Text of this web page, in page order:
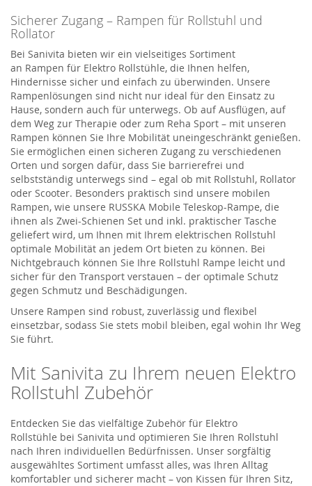
Sicherer Zugang – Rampen für Rollstuhl und
Rollator
Bei Sanivita bieten wir ein vielseitiges Sortiment
an Rampen für Elektro Rollstühle, die Ihnen helfen,
Hindernisse sicher und einfach zu überwinden. Unsere
Rampenlösungen sind nicht nur ideal für den Einsatz zu
Hause, sondern auch für unterwegs. Ob auf Ausflügen, auf
dem Weg zur Therapie oder zum Reha Sport – mit unseren
Rampen können Sie Ihre Mobilität uneingeschränkt genießen.
Sie ermöglichen einen sicheren Zugang zu verschiedenen
Orten und sorgen dafür, dass Sie barrierefrei und
selbstständig unterwegs sind – egal ob mit Rollstuhl, Rollator
oder Scooter. Besonders praktisch sind unsere mobilen
Rampen, wie unsere RUSSKA Mobile Teleskop-Rampe, die
ihnen als Zwei-Schienen Set und inkl. praktischer Tasche
geliefert wird, um Ihnen mit Ihrem elektrischen Rollstuhl
optimale Mobilität an jedem Ort bieten zu können. Bei
Nichtgebrauch können Sie Ihre Rollstuhl Rampe leicht und
sicher für den Transport verstauen – der optimale Schutz
gegen Schmutz und Beschädigungen.
Unsere Rampen sind robust, zuverlässig und flexibel
einsetzbar, sodass Sie stets mobil bleiben, egal wohin Ihr Weg
Sie führt.
Mit Sanivita zu Ihrem neuen Elektro
Rollstuhl Zubehör
Entdecken Sie das vielfältige Zubehör für Elektro
Rollstühle bei Sanivita und optimieren Sie Ihren Rollstuhl
nach Ihren individuellen Bedürfnissen. Unser sorgfältig
ausgewähltes Sortiment umfasst alles, was Ihren Alltag
komfortabler und sicherer macht – von Kissen für Ihren Sitz,